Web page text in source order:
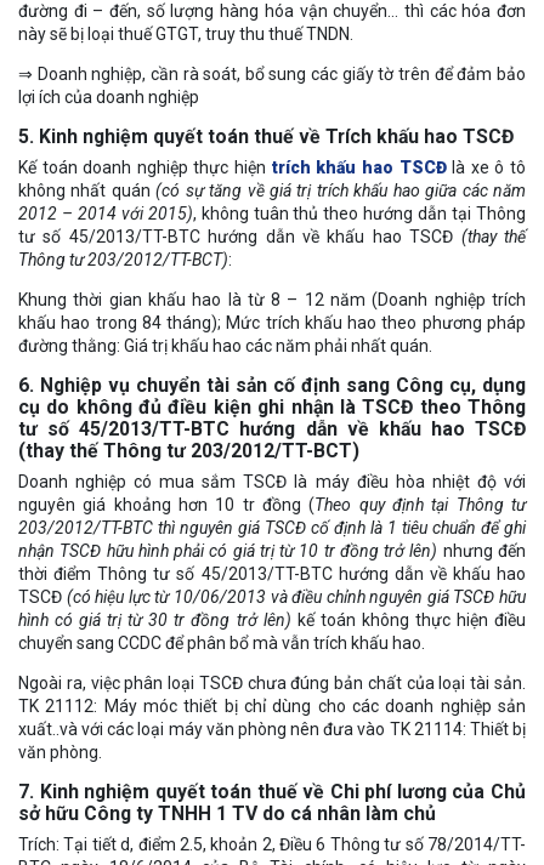
đường đi – đến, số lượng hàng hóa vận chuyển… thì các hóa đơn
này sẽ bị loại thuế GTGT, truy thu thuế TNDN.
⇒ Doanh nghiệp, cần rà soát, bổ sung các giấy tờ trên để đảm bảo
lợi ích của doanh nghiệp
5. Kinh nghiệm quyết toán thuế về Trích khấu hao TSCĐ
Kế toán doanh nghiệp thực hiện trích khấu hao TSCĐlà xe ô tô
không nhất quán(có sự tăng về giá trị trích khấu hao giữa các năm
2012 – 2014 với 2015), không tuân thủ theo hướng dẫn tại Thông
tư số 45/2013/TT-BTC hướng dẫn về khấu hao TSCĐ (thay thế
Thông tư 203/2012/TT-BCT):
Khung thời gian khấu hao là từ 8 – 12 năm (Doanh nghiệp trích
khấu hao trong 84 tháng); Mức trích khấu hao theo phương pháp
đường thằng: Giá trị khấu hao các năm phải nhất quán.
6. Nghiệp vụ chuyển tài sản cố định sang Công cụ, dụng
cụ do không đủ điều kiện ghi nhận là TSCĐ theo Thông
tư số 45/2013/TT-BTC hướng dẫn về khấu hao TSCĐ
(thay thế Thông tư 203/2012/TT-BCT)
Doanh nghiệp có mua sắm TSCĐ là máy điều hòa nhiệt độ với
nguyên giá khoảng hơn 10 tr đồng (Theo quy định tại Thông tư
203/2012/TT-BTC thì nguyên giá TSCĐ cố định là 1 tiêu chuẩn để ghi
nhận TSCĐ hữu hình phải có giá trị từ 10 tr đồng trở lên) nhưng đến
thời điểm Thông tư số 45/2013/TT-BTC hướng dẫn về khấu hao
TSCĐ (có hiệu lực từ 10/06/2013 và điều chỉnh nguyên giá TSCĐ hữu
hình có giá trị từ 30 tr đồng trở lên) kế toán không thực hiện điều
chuyển sang CCDC để phân bổ mà vẫn trích khấu hao.
Ngoài ra, việc phân loại TSCĐ chưa đúng bản chất của loại tài sản.
TK 21112: Máy móc thiết bị chỉ dùng cho các doanh nghiệp sản
xuất..và với các loại máy văn phòng nên đưa vào TK 21114: Thiết bị
văn phòng.
7. Kinh nghiệm quyết toán thuế về Chi phí lương của Chủ
sở hữu Công ty TNHH 1 TV do cá nhân làm chủ
Trích: Tại tiết d, điểm 2.5, khoản 2, Điều 6 Thông tư số 78/2014/TT-